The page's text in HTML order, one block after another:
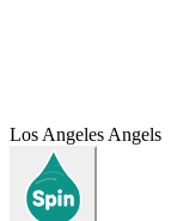
Los Angeles Angels